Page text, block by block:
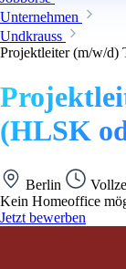
Unternehmen
Undkrauss
Projektleiter (m/w/
(HLSK
Berlin
Kein Homeoffice
Jetzt bewerben